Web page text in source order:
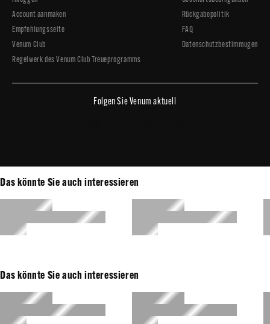
Account aanmaken
Empfehlungsseite
Venum Club
Regelwerk des Venum Club Treueprogramms
Rückgabepolitik
FAQ
Datenschutzbestimmugen
Folgen Sie Venum aktuell
Das könnte Sie auch interessieren
Das könnte Sie auch interessieren